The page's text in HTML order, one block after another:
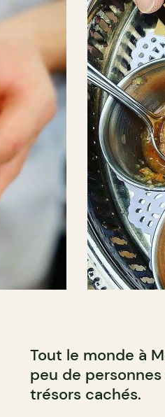
Tout le monde à
peu de
trésors cachés.